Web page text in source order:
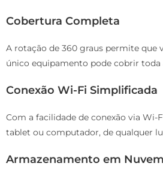
Cobertura Completa
A rotação de 360 graus permite que
único equipamento pode cobrir toda
Conexão Wi-Fi Simplificada
Com a facilidade de conexão via
tablet ou computador, de qualquer
Armazenamento em Nuvem